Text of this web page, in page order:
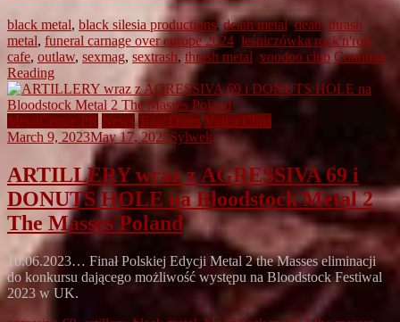
black metal, black silesia productions,death metal,death thrash
metal, funeral carnage over europe 2024 leśniczówka rock'n'roll
cafe, outlaw, sexmag, sextrash, thrash metal voodoo club Continue
Reading
MetalCentre PR News Tour Dates Video Clips
March 9, 2023May 17, 2025Sylwek
ARTILLERY wraz z AGRESSIVA 69 i
DONUTS HOLE na Bloodstock Metal 2
The Masses Poland
10.06.2023… Finał Polskiej Edycji Metal 2 the Masses eliminacji
do konkursu dającego możliwość występu na Bloodstock Festiwal
2023 w UK.